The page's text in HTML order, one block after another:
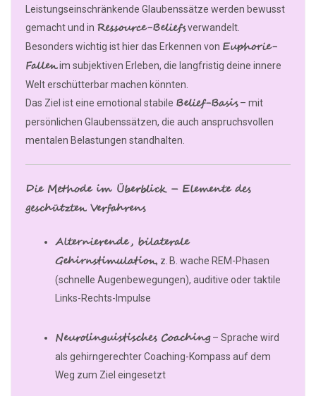
Leistungseinschränkende Glaubenssätze werden bewusst
gemacht und in Ressource-Beliefsverwandelt.
Besonders wichtig ist hier das Erkennen von Euphorie-
Fallenim subjektiven Erleben, die langfristig deine innere
Welt erschütterbar machen könnten.
Das Ziel ist eine emotional stabile Belief-Basis– mit
persönlichen Glaubenssätzen, die auch anspruchsvollen
mentalen Belastungen standhalten.
Die Methode im Überblick – Elemente des
geschützten Verfahrens
Alternierende, bilaterale
Gehirnstimulation, z. B. wache REM-Phasen
(schnelle Augenbewegungen), auditive oder taktile
Links-Rechts-Impulse
Neurolinguistisches Coaching– Sprache wird
als gehirngerechter Coaching-Kompass auf dem
Weg zum Ziel eingesetzt